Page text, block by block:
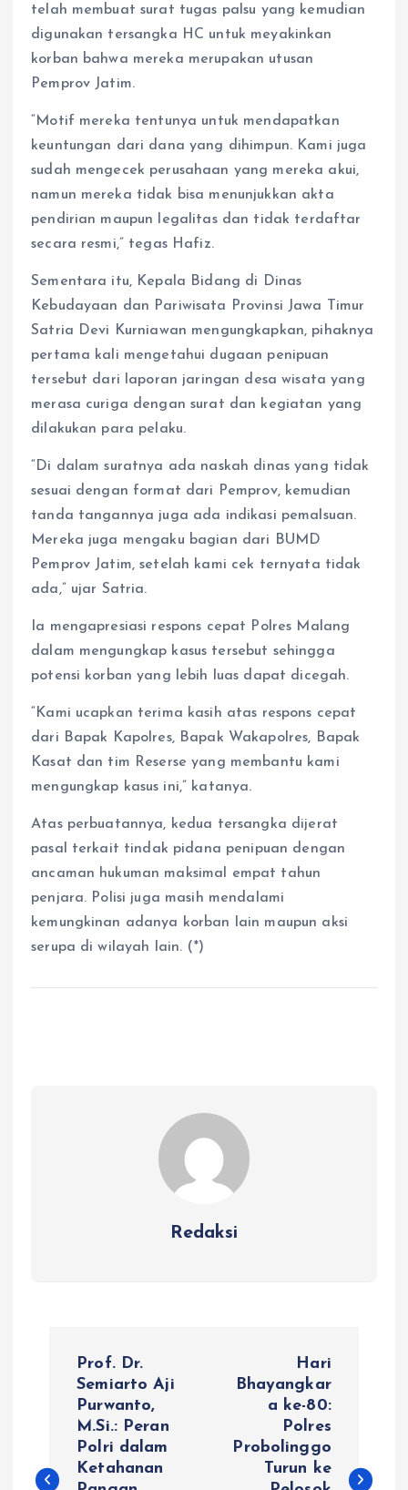
telah membuat surat tugas palsu yang kemudian
digunakan tersangka HC untuk meyakinkan
korban bahwa mereka merupakan utusan
Pemprov Jatim.
“Motif mereka tentunya untuk mendapatkan
keuntungan dari dana yang dihimpun. Kami juga
sudah mengecek perusahaan yang mereka akui,
namun mereka tidak bisa menunjukkan akta
pendirian maupun legalitas dan tidak terdaftar
secara resmi,” tegas Hafiz.
Sementara itu, Kepala Bidang di Dinas
Kebudayaan dan Pariwisata Provinsi Jawa Timur
Satria Devi Kurniawan mengungkapkan, pihaknya
pertama kali mengetahui dugaan penipuan
tersebut dari laporan jaringan desa wisata yang
merasa curiga dengan surat dan kegiatan yang
dilakukan para pelaku.
“Di dalam suratnya ada naskah dinas yang tidak
sesuai dengan format dari Pemprov, kemudian
tanda tangannya juga ada indikasi pemalsuan.
Mereka juga mengaku bagian dari BUMD
Pemprov Jatim, setelah kami cek ternyata tidak
ada,” ujar Satria.
Ia mengapresiasi respons cepat Polres Malang
dalam mengungkap kasus tersebut sehingga
potensi korban yang lebih luas dapat dicegah.
“Kami ucapkan terima kasih atas respons cepat
dari Bapak Kapolres, Bapak Wakapolres, Bapak
Kasat dan tim Reserse yang membantu kami
mengungkap kasus ini,” katanya.
Atas perbuatannya, kedua tersangka dijerat
pasal terkait tindak pidana penipuan dengan
ancaman hukuman maksimal empat tahun
penjara. Polisi juga masih mendalami
kemungkinan adanya korban lain maupun aksi
serupa di wilayah lain. (*)
Redaksi
i
Prof. Dr.
Semiarto Aji
Purwanto,
M.Si.: Peran
Polri dalam
Ketahanan
Hari
Bhayangkar
a ke-80:
Polres
Probolinggo
Turun ke